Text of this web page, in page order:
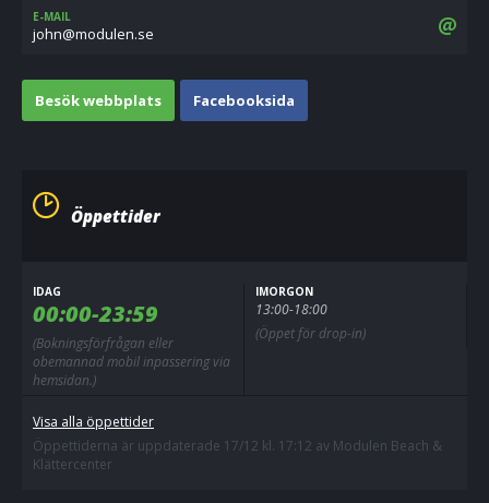
E-MAIL
es.neludom@nhoj
Besök webbplats Facebooksida
Öppettider
IDAG
00:00-23:59
(Bokningsförfrågan eller
obemannad mobil inpassering via
hemsidan.)
IMORGON
13:00-18:00
(Öppet för drop-in)
Visa alla öppettider
Öppettiderna är uppdaterade 17/12 kl. 17:12 av Modulen Beach &
Klättercenter